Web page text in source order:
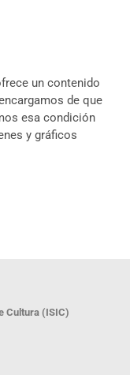
un contenido
de que
esa condición
y gráficos
Cultura (ISIC)